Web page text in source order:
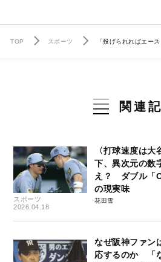
TOP スポーツ 「投げられればエー
関連
スポーツ
2026.04.18
〈打球速度は
下、異次元の数
え？ ダブル「
の現実味
花田雪
なぜ阪神ファン
応するのか 「